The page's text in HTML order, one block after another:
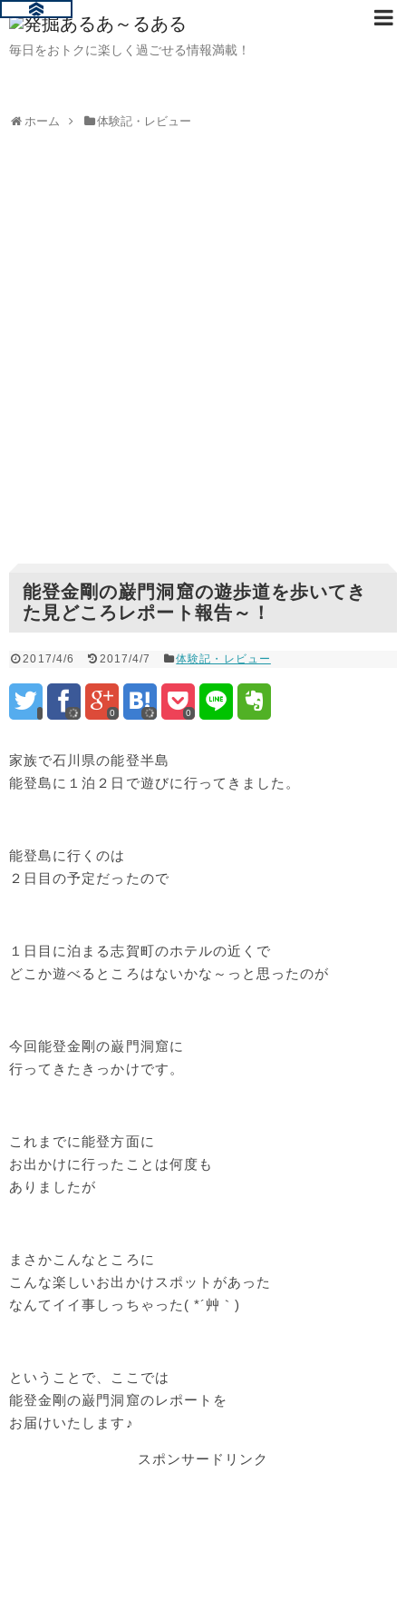
毎日をおトクに楽しく過ごせる情報満載！
ホーム 体験記・レビュー
能登金剛の巌門洞窟の遊歩道を歩いてき
た見どころレポート報告～！
2017/4/6 2017/4/7 体験記・レビュー
0 0
家族で石川県の能登半島
能登島に１泊２日で遊びに行ってきました。
能登島に行くのは
２日目の予定だったので
１日目に泊まる志賀町のホテルの近くで
どこか遊べるところはないかな～っと思ったのが
今回能登金剛の巌門洞窟に
行ってきたきっかけです。
これまでに能登方面に
お出かけに行ったことは何度も
ありましたが
まさかこんなところに
こんな楽しいお出かけスポットがあった
なんてイイ事しっちゃった( *´艸｀)
ということで、ここでは
能登金剛の巌門洞窟のレポートを
お届けいたします♪
スポンサードリンク